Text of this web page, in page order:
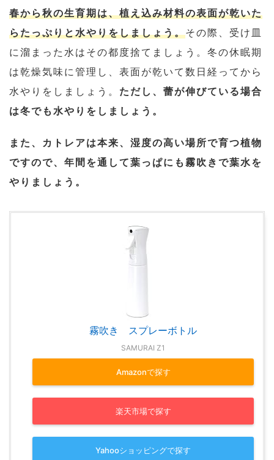
春から秋の生育期は、植え込み材料の表面が乾いた
らたっぷりと水やりをしましょう。その際、受け皿
に溜まった水はその都度捨てましょう。冬の休眠期
は乾燥気味に管理し、表面が乾いて数日経ってから
水やりをしましょう。 ただし、蕾が伸びている場合
は冬でも水やりをしましょう。
また、カトレアは本来、湿度の高い場所で育つ植物
ですので、年間を通して葉っぱにも霧吹きで葉水を
やりましょう。
霧吹き スプレーボトル
SAMURAI Z1
Amazonで探す
楽天市場で探す
Yahooショッピングで探す